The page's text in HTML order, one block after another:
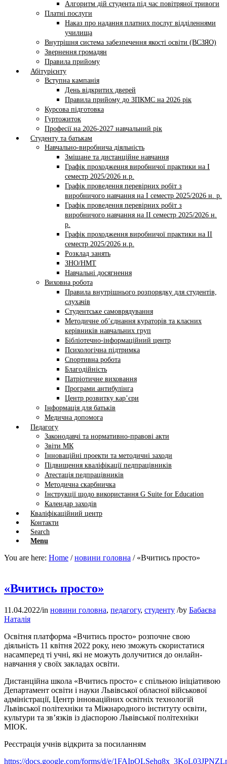
Алгоритм дій студента під час повітряної тривоги
Платні послуги
Наказ про надання платних послуг відділеннями
училища
Внутрішня система забезпечення якості освіти (ВСЗЯО)
Звернення громадян
Правила прийому
Абітурієнту
Вступна кампанія
День відкритих дверей
Правила прийому до ЗПКМС на 2026 рік
Курсова підготовка
Гуртожиток
Професії на 2026-2027 навчальний рік
Студенту та батькам
Навчально-виробнича діяльність
Змішане та дистанційне навчання
Графік проходження виробничої практики на І
семестр 2025/2026 н.р.
Графік проведення перевірних робіт з
виробничого навчання на І семестр 2025/2026 н. р.
Графік проведення перевірних робіт з
виробничого навчання на ІI семестр 2025/2026 н.
р.
Графік проходження виробничої практики на II
семестр 2025/2026 н.р.
Розклад занять
ЗНО/НМТ
Навчальні досягнення
Виховна робота
Правила внутрішнього розпорядку для студентів,
слухачів
Студентське самоврядування
Методичне об’єднання кураторів та класних
керівників навчальних груп
Бібліотечно-інформаційний центр
Психологічна підтримка
Спортивна робота
Благодійність
Патріотичне виховання
Програми антибулінга
Центр розвитку кар’єри
Інформація для батьків
Медична допомога
Педагогу
Законодавчі та нормативно-правові акти
Звіти МК
Інноваційні проекти та методичні заходи
Підвищення кваліфікації педпрацівників
Атестація педпрацівників
Методична скарбничка
Інструкції щодо використання G Suite for Education
Календар заходів
Кваліфікаційний центр
Контакти
Search
Menu
You are here: Home / новини головна / «Вчитись просто»
«Вчитись просто»
11.04.2022/in новини головна, педагогу, студенту /by Бабаєва
Наталія
Освітня платформа «Вчитись просто» розпочне свою
діяльність 11 квітня 2022 року, нею зможуть скористатися
насамперед ті учні, які не можуть долучитися до онлайн-
навчання у своїх закладах освіти.
Дистанційна школа «Вчитись просто» є спільною ініціативою
Департамент освіти і науки Львівської обласної військової
адміністрації, Центр інноваційних освітніх технологій
Львівської політехніки та Міжнародного інституту освіти,
культури та зв’язків із діаспорою Львівської політехніки
МІОК.
Реєстрація учнів відкрита за посиланням
https://docs.google.com/forms/d/e/